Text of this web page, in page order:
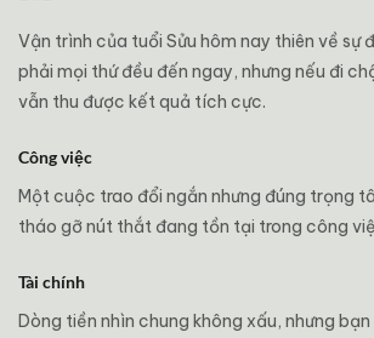
Vận trình của tuổi Sửu hôm nay thiên về sự
phải mọi thứ đều đến ngay, nhưng nếu đi
vẫn thu được kết quả tích cực.
Công việc
Một cuộc trao đổi ngắn nhưng đúng trọng
tháo gỡ nút thắt đang tồn tại trong công
Tài chính
Dòng tiền nhìn chung không xấu, nhưng